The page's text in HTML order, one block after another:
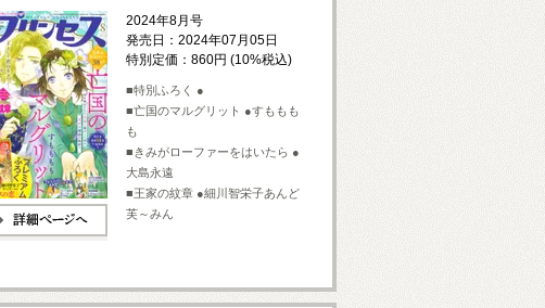
2024年8月号
発売日：2024年07月05日
特別定価：860円 (10%税込)
■特別ふろく ●
■亡国のマルグリット ●すももも
も
■きみがローファーをはいたら ●
大島永遠
■王家の紋章 ●細川智栄子あんど
芙～みん